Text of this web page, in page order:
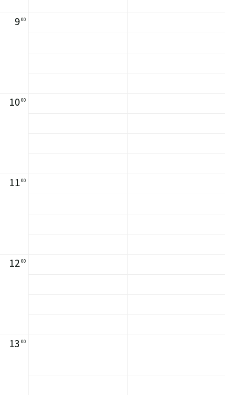
9 00
10 00
11 00
12 00
13 00